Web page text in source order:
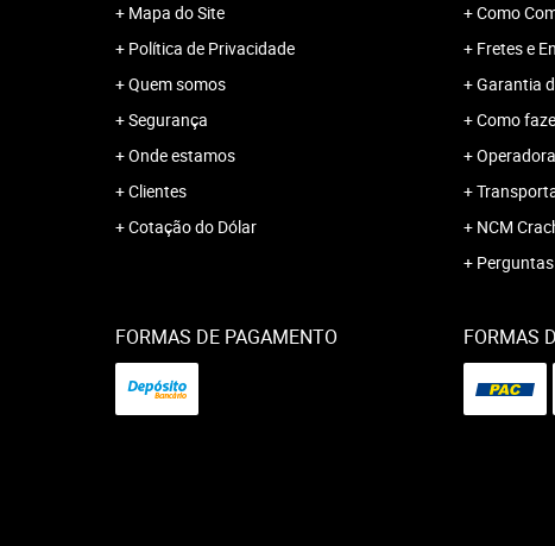
Mapa do Site
Política de Privacidade
Quem somos
Segurança
Onde estamos
Clientes
Cotação do Dólar
Como
Fretes e
Garantia
Como
NCM
FORMAS DE PAGAMENTO FORMAS